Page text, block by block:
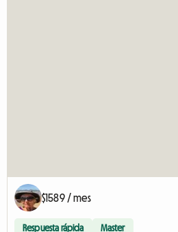
$1589 / mes
Respuesta rápida Master